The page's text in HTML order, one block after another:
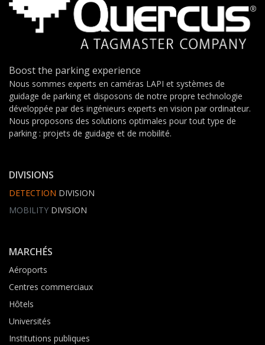
Boost the parking experience
Nous sommes experts en caméras LAPI et systèmes de
guidage de parking et disposons de notre propre technologie
développée par des ingénieurs experts en vision par ordinateur.
Nous proposons des solutions optimales pour tout type de
parking : projets de guidage et de mobilité.
DIVISIONS
DETECTION DIVISION
MOBILITY DIVISION
MARCHÉS
Aéroports
Centres commerciaux
Hôtels
Universités
Institutions publiques